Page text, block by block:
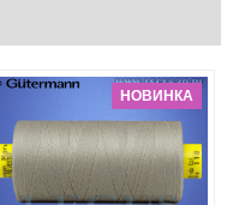
НОВИНКА